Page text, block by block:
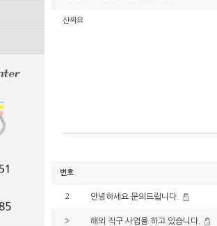
산짜요
번호
2 안녕하세요 문의드립니다.
» 해외 직구 사업을 하고 있습니다.